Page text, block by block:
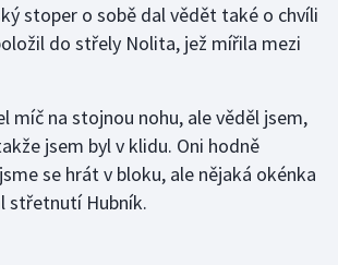
stoper o sobě dal vědět také o chvíli
do střely Nolita, jež mířila mezi
míč na stojnou nohu, ale věděl jsem,
jsem byl v klidu. Oni hodně
se hrát v bloku, ale nějaká okénka
střetnutí Hubník.